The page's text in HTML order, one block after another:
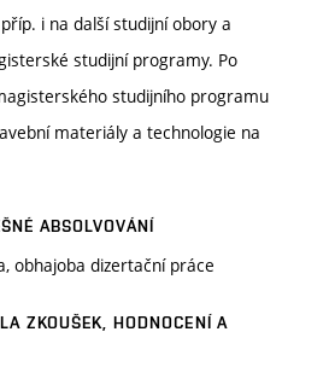
i na další studijní obory a
studijní programy. Po
studijního programu
materiály a technologie na
ABSOLVOVÁNÍ
obhajoba dizertační práce
ZKOUŠEK, HODNOCENÍ A